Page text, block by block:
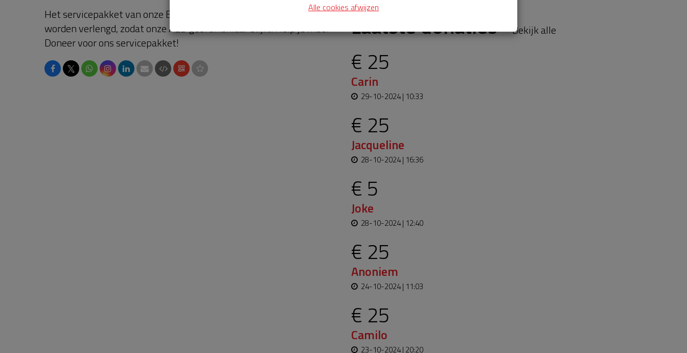
Het servicepakket van onze BuurtAED verloopt bijna en moet
worden verlengd, zodat onze AED gebruiksklaar blijft. Help je mee?
Doneer voor ons servicepakket!
𝕏
Laatste donaties Bekijk alle
€ 25
Carin
29-10-2024 | 10:33
€ 25
Jacqueline
28-10-2024 | 16:36
€ 5
Joke
28-10-2024 | 12:40
€ 25
Anoniem
24-10-2024 | 11:03
€ 25
Camilo
23-10-2024 | 20:20
Alle cookies afwijzen